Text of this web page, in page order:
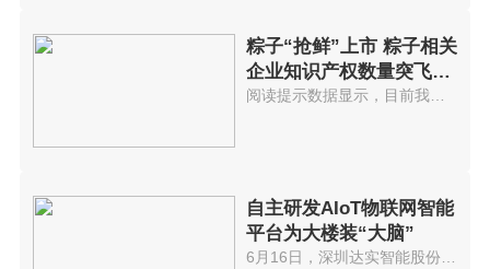
粽子“抢鲜”上市 粽子相关
企业知识产权数量突飞猛
进
阅读提示数据显示，目前我国共有...
自主研发AIoT物联网智能
平台为大楼装“大脑”
6月16日，深圳达实智能股份有限...